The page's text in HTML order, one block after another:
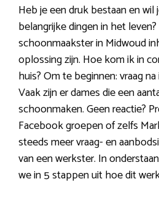
Heb je een druk bestaan en
belangrijke dingen in het
schoonmaakster in Midwoud
oplossing zijn. Hoe kom ik in
huis? Om te beginnen: vraag
Vaak zijn er dames die een
schoonmaken. Geen reactie?
Facebook groepen of zelfs
steeds meer vraag- en
van een werkster. In
we in 5 stappen uit hoe dit